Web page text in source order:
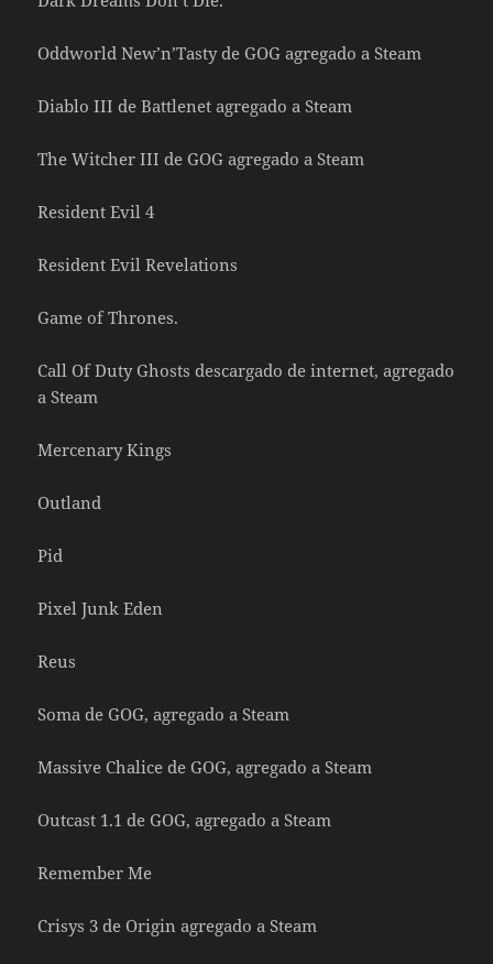
Oddworld New’n’Tasty de GOG agregado a Steam
Diablo III de Battlenet agregado a Steam
The Witcher III de GOG agregado a Steam
Resident Evil 4
Resident Evil Revelations
Game of Thrones.
Call Of Duty Ghosts descargado de internet, agregado
a Steam
Mercenary Kings
Outland
Pid
Pixel Junk Eden
Reus
Soma de GOG, agregado a Steam
Massive Chalice de GOG, agregado a Steam
Outcast 1.1 de GOG, agregado a Steam
Remember Me
Crisys 3 de Origin agregado a Steam